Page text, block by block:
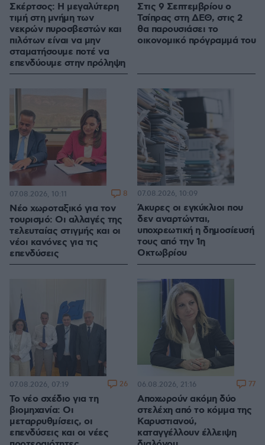
Σκέρτσος: Η μεγαλύτερη
τιμή στη μνήμη των
νεκρών πυροσβεστών και
πιλότων είναι να μην
σταματήσουμε ποτέ να
επενδύουμε στην πρόληψη
Στις 9 Σεπτεμβρίου ο
Τσίπρας στη ΔΕΘ, στις 2
θα παρουσιάσει το
οικονομικό πρόγραμμά του
Νέο χωροταξικό για τον
τουρισμό: Οι αλλαγές της
τελευταίας στιγμής και οι
νέοι κανόνες για τις
επενδύσεις
07.08.2026, 10:11 8
Άκυρες οι εγκύκλιοι που
δεν αναρτώνται,
υποχρεωτική η δημοσίευσή
τους από την 1η
Οκτωβρίου
07.08.2026, 10:09
Το νέο σχέδιο για τη
βιομηχανία: Οι
μεταρρυθμίσεις, οι
επενδύσεις και οι νέες
07.08.2026, 07:19 26
Αποχωρούν ακόμη δύο
στελέχη από το κόμμα της
Καρυστιανού,
καταγγέλλουν έλλειψη
06.08.2026, 21:16 77